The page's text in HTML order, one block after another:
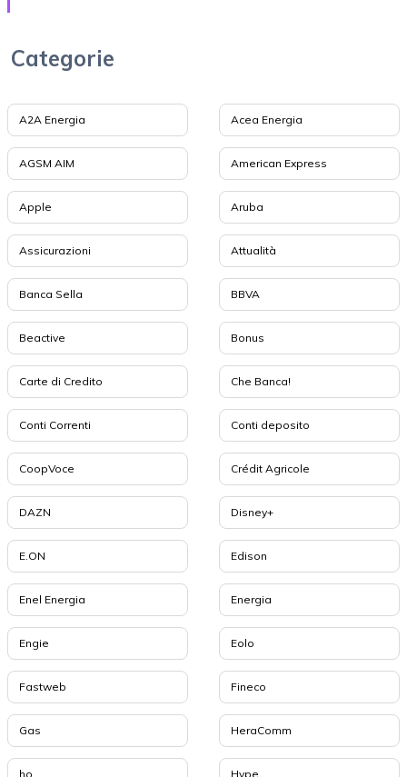
Categorie
A2A Energia Acea Energia
AGSM AIM American Express
Apple Aruba
Assicurazioni Attualità
Banca Sella BBVA
Beactive Bonus
Carte di Credito Che Banca!
Conti Correnti Conti deposito
CoopVoce Crédit Agricole
DAZN Disney+
E.ON Edison
Enel Energia Energia
Engie Eolo
Fastweb Fineco
Gas HeraComm
ho. Hype